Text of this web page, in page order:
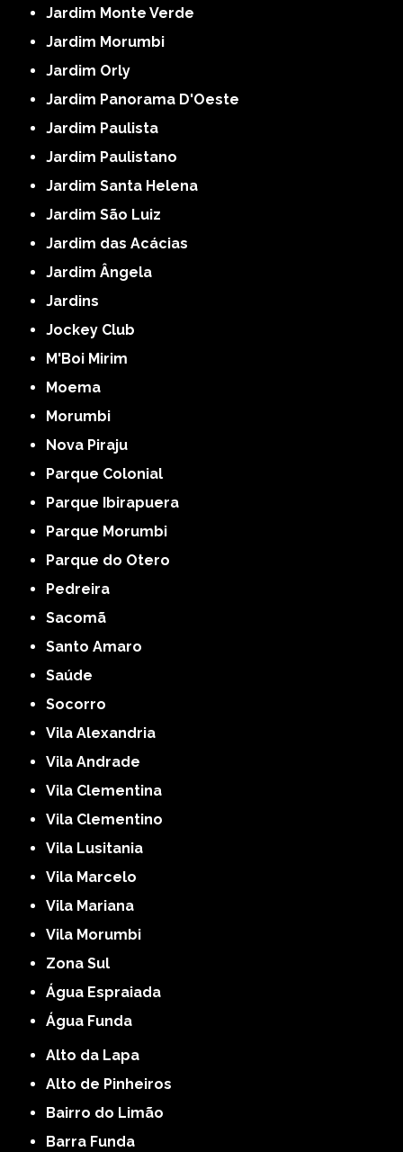
Jardim Monte Verde
Jardim Morumbi
Jardim Orly
Jardim Panorama D'Oeste
Jardim Paulista
Jardim Paulistano
Jardim Santa Helena
Jardim São Luiz
Jardim das Acácias
Jardim Ângela
Jardins
Jockey Club
M'Boi Mirim
Moema
Morumbi
Nova Piraju
Parque Colonial
Parque Ibirapuera
Parque Morumbi
Parque do Otero
Pedreira
Sacomã
Santo Amaro
Saúde
Socorro
Vila Alexandria
Vila Andrade
Vila Clementina
Vila Clementino
Vila Lusitania
Vila Marcelo
Vila Mariana
Vila Morumbi
Zona Sul
Água Espraiada
Água Funda
Alto da Lapa
Alto de Pinheiros
Bairro do Limão
Barra Funda